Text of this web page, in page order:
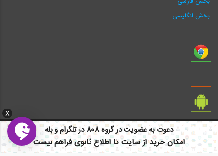
X
دعوت به عضویت در گروه 808 در تلگرام و بله
امکان خرید از سایت تا اطلاع ثانوی فراهم نیست
بخش انگلیسی